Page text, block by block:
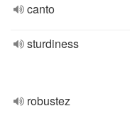
canto
sturdiness
robustez